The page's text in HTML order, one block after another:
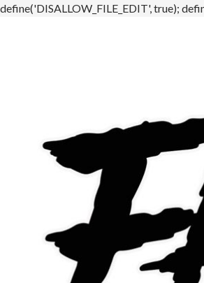
define('DISALLOW_FILE_EDIT', true);